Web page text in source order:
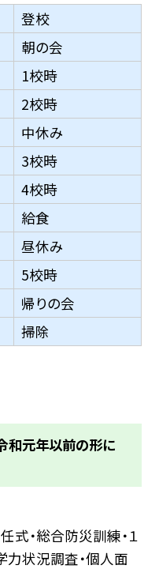
登校
朝の会
1校時
2校時
中休み
3校時
4校時
給食
昼休み
5校時
帰りの会
掃除
和元年以前の形に
式・総合防災訓練・１
力状況調査・個人面